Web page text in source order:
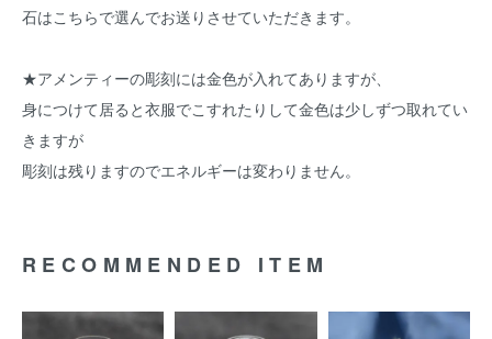
石はこちらで選んでお送りさせていただきます。
★アメンティーの彫刻には金色が入れてありますが、
身につけて居ると衣服でこすれたりして金色は少しずつ取れてい
きますが
彫刻は残りますのでエネルギーは変わりません。
RECOMMENDED ITEM